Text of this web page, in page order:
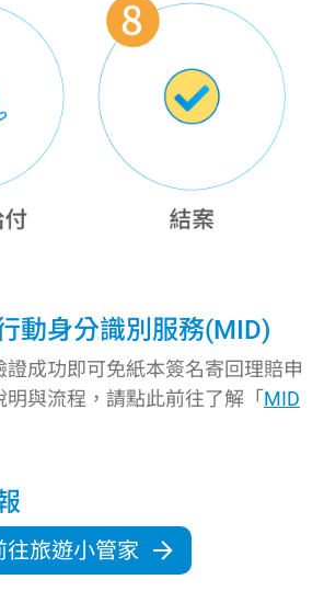
動身分識別服務(MID)
成功即可免紙本簽名寄回理賠申
與流程，請點此前往了解「 MID
往旅遊小管家